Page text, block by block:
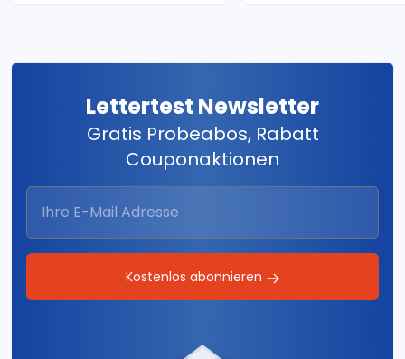
Lettertest Newsletter
Gratis Probeabos, Rabatt
Couponaktionen
Kostenlos abonnieren